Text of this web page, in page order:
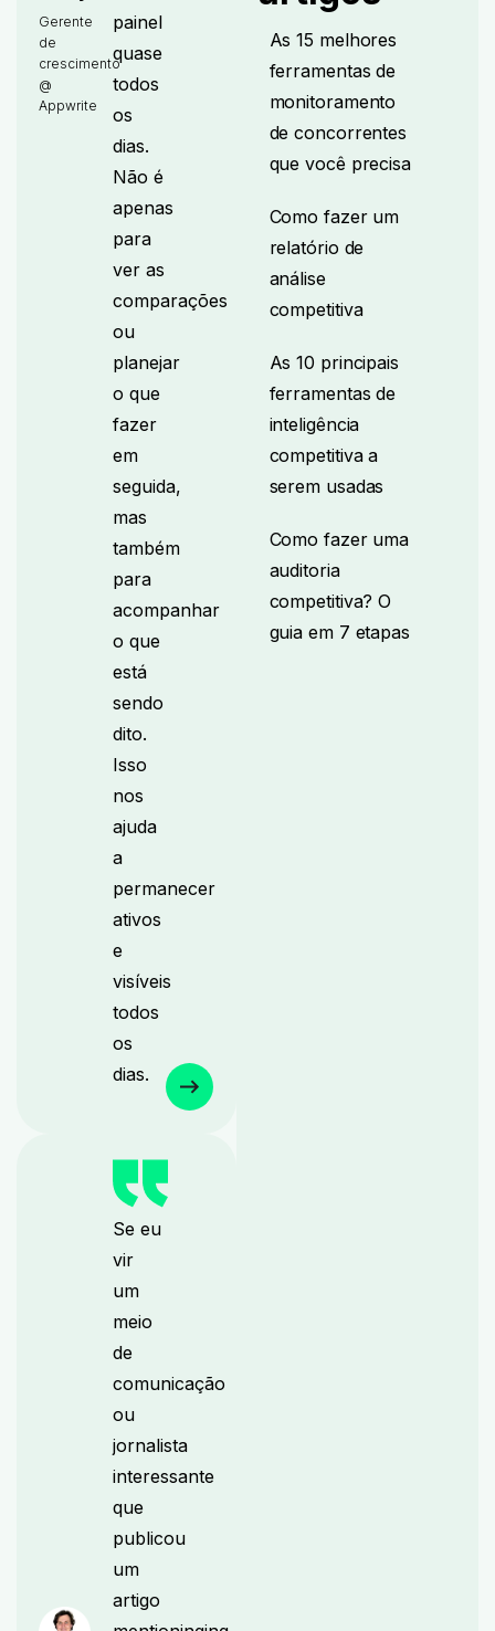
Gerente
de
crescimento
@
Appwrite
painel
quase
todos
os
dias.
Não é
apenas
para
ver as
comparações
ou
planejar
o que
fazer
em
seguida,
mas
também
para
acompanhar
o que
está
sendo
dito.
Isso
nos
ajuda
a
permanecer
ativos
e
visíveis
todos
os
dias.
Se eu
vir
um
meio
de
comunicação
ou
jornalista
interessante
que
publicou
um
artigo
As 15 melhores
ferramentas de
monitoramento
de concorrentes
que você precisa
Como fazer um
relatório de
análise
competitiva
As 10 principais
ferramentas de
inteligência
competitiva a
serem usadas
Como fazer uma
auditoria
competitiva? O
guia em 7 etapas